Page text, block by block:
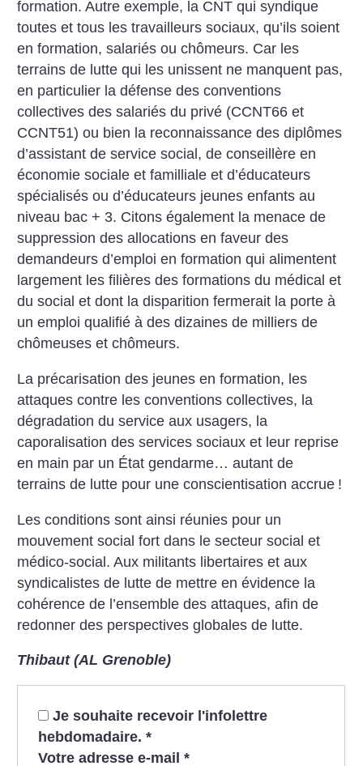
formation. Autre exemple, la CNT qui syndique
toutes et tous les travailleurs sociaux, qu’ils soient
en formation, salariés ou chômeurs. Car les
terrains de lutte qui les unissent ne manquent pas,
en particulier la défense des conventions
collectives des salariés du privé (CCNT66 et
CCNT51) ou bien la reconnaissance des diplômes
d’assistant de service social, de conseillère en
économie sociale et familliale et d’éducateurs
spécialisés ou d’éducateurs jeunes enfants au
niveau bac + 3. Citons également la menace de
suppression des allocations en faveur des
demandeurs d’emploi en formation qui alimentent
largement les filières des formations du médical et
du social et dont la disparition fermerait la porte à
un emploi qualifié à des dizaines de milliers de
chômeuses et chômeurs.
La précarisation des jeunes en formation, les
attaques contre les conventions collectives, la
dégradation du service aux usagers, la
caporalisation des services sociaux et leur reprise
en main par un État gendarme… autant de
terrains de lutte pour une conscientisation accrue !
Les conditions sont ainsi réunies pour un
mouvement social fort dans le secteur social et
médico-social. Aux militants libertaires et aux
syndicalistes de lutte de mettre en évidence la
cohérence de l’ensemble des attaques, afin de
redonner des perspectives globales de lutte.
Thibaut (AL Grenoble)
Je souhaite recevoir l'infolettre
hebdomadaire. *
Votre adresse e-mail *